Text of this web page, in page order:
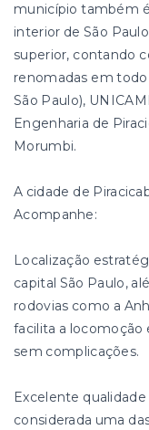
município também
interior de São
superior, contando
renomadas em todo
São Paulo),
Engenharia de
Morumbi.
A cidade de
Acompanhe:
Localização
capital São Paulo,
rodovias como a
facilita a locomoção
sem complicações.
Excelente qualidade
considerada uma